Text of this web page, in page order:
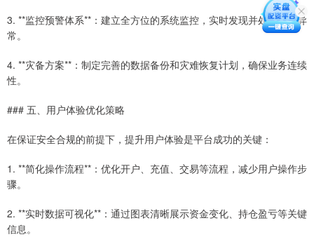
3. **监控预警体系**：建立全方位的系统监控，实时发现并处理系统异
常。
4. **灾备方案**：制定完善的数据备份和灾难恢复计划，确保业务连续
性。
### 五、用户体验优化策略
在保证安全合规的前提下，提升用户体验是平台成功的关键：
1. **简化操作流程**：优化开户、充值、交易等流程，减少用户操作步
骤。
2. **实时数据可视化**：通过图表清晰展示资金变化、持仓盈亏等关键
信息。